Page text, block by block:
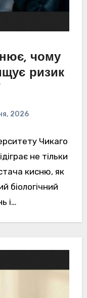
чому
ризик
2026
Чикаго
не тільки
кисню, як
біологічний
і…